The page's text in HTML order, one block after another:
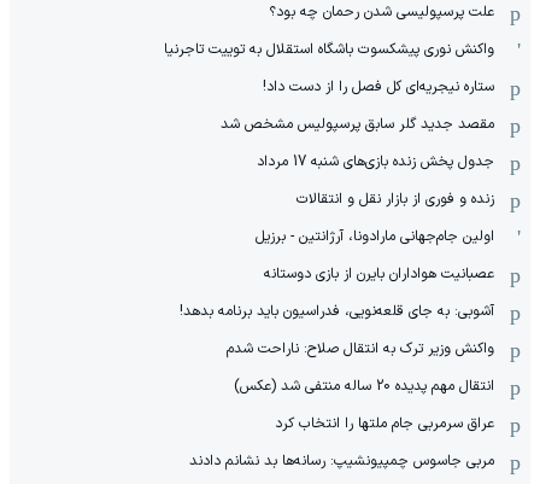
علت پرسپولیسی شدن رحمان چه بود؟
واکنش نوری پیشکسوت باشگاه استقلال به توییت تاجرنیا
ستاره نیجریه‌ای کل فصل را از دست داد!
مقصد جدید گلر سابق پرسپولیس مشخص شد
جدول پخش زنده بازی‌های شنبه 17 مرداد
زنده و فوری از بازار نقل و انتقالات
اولین جام‌جهانی مارادونا، آرژانتین - برزیل
عصبانیت هواداران بایرن از بازی دوستانه
آشوبی: به جای قلعه‌نویی، فدراسیون باید برنامه بدهد!
واکنش وزیر ترک به انتقال صلاح: ناراحت شدم
انتقال مهم پدیده 20 ساله منتفی شد (عکس)
عراق سرمربی جام ملتها را انتخاب کرد
مربی جاسوس چمپیونشیپ: رسانه‌ها بد نشانم دادند